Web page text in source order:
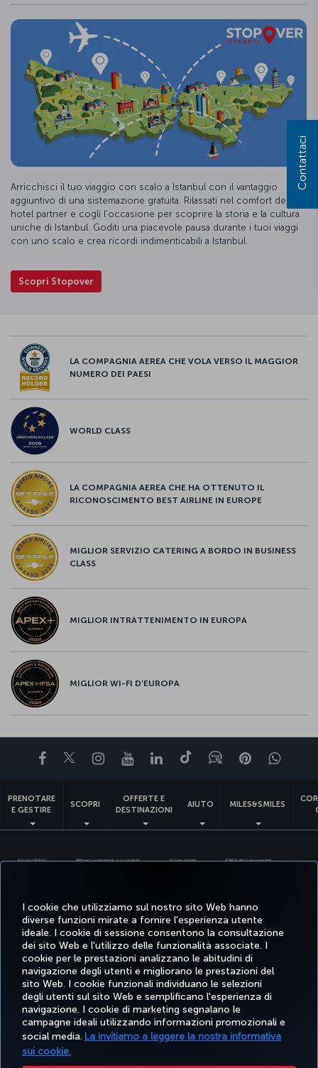
I cookie che utilizziamo sul nostro sito Web hanno
diverse funzioni mirate a fornire l'esperienza utente
ideale. I cookie di sessione consentono la consultazione
dei sito Web e l'utilizzo delle funzionalità associate. I
cookie per le prestazioni analizzano le abitudini di
navigazione degli utenti e migliorano le prestazioni del
sito Web. I cookie funzionali individuano le selezioni
degli utenti sul sito Web e semplificano l'esperienza di
navigazione. I cookie di marketing segnalano le
campagne ideali utilizzando informazioni promozionali e
social media. La invitiamo a leggere la nostra informativa
sui cookie.
Arricchisci il tuo viaggio con scalo a Istanbul con il vantaggio
aggiuntivo di una sistemazione gratuita. Rilassati nel comfort degli
hotel partner e cogli l'occasione per scoprire la storia e la cultura
uniche di Istanbul. Goditi una piacevole pausa durante i tuoi viaggi
con uno scalo e crea ricordi indimenticabili a Istanbul.
Scopri Stopover
LA COMPAGNIA AEREA CHE VOLA VERSO IL MAGGIOR
NUMERO DEI PAESI
WORLD CLASS
LA COMPAGNIA AEREA CHE HA OTTENUTO IL
RICONOSCIMENTO BEST AIRLINE IN EUROPE
MIGLIOR SERVIZIO CATERING A BORDO IN BUSINESS
CLASS
MIGLIOR INTRATTENIMENTO IN EUROPA
MIGLIOR WI-FI D'EUROPA
Facebook
TwitterInstagram
YouTubeLinkedIn
TikTokBlogPinterest
PRENOTARE
E GESTIRE
SCOPRI
OFFERTE E
DESTINAZIONI
AIUTO MILES&SMILES
Accessibilità Privacy e norme sui cookie Note legali Diritti dei passeggeri
Turkish Airlines Copyright © 1996 - 2026
Contattaci